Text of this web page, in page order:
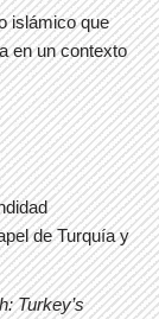
islámico que
en un contexto
de Turquía y
Turkey’s